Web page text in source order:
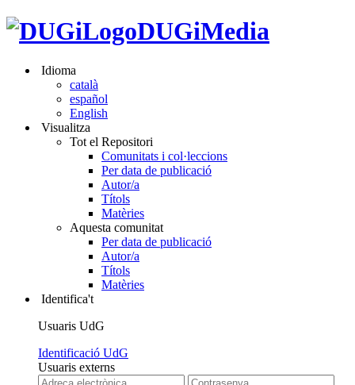
DUGiMedia
Idioma
català
español
English
Visualitza
Tot el Repositori
Comunitats i col·leccions
Per data de publicació
Autor/a
Títols
Matèries
Aquesta comunitat
Per data de publicació
Autor/a
Títols
Matèries
Identifica't
Usuaris UdG
Identificació UdG
Usuaris externs